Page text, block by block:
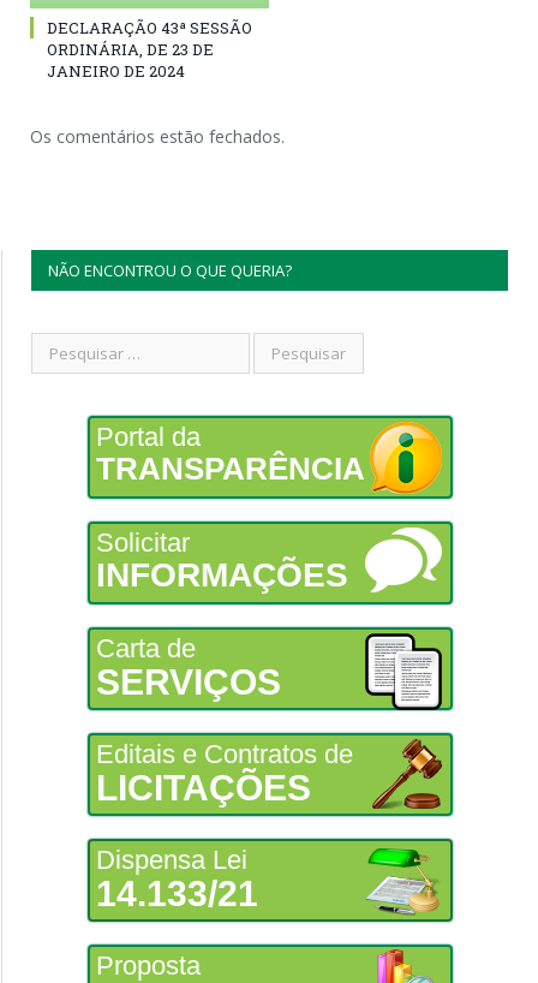
DECLARAÇÃO 43ª SESSÃO
ORDINÁRIA, DE 23 DE
JANEIRO DE 2024
Os comentários estão fechados.
NÃO ENCONTROU O QUE QUERIA?
Portal da
TRANSPARÊNCIA
Solicitar
INFORMAÇÕES
Carta de
SERVIÇOS
Editais e Contratos de
LICITAÇÕES
Dispensa Lei
14.133/21
Proposta